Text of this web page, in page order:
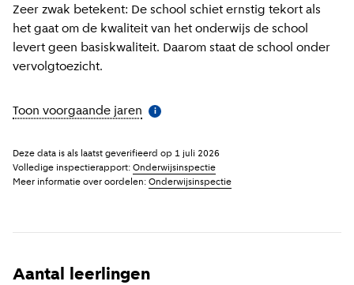
Zeer zwak betekent: De school schiet ernstig tekort als
het gaat om de kwaliteit van het onderwijs de school
levert geen basiskwaliteit. Daarom staat de school onder
vervolgtoezicht.
Toon voorgaande jaren Meer informatie
i
Deze data is als laatst geverifieerd op 1 juli 2026
Volledige inspectierapport: Onderwijsinspectie
Meer informatie over oordelen: Onderwijsinspectie
Aantal leerlingen